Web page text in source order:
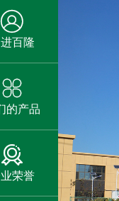

百隆

的产品

荣誉